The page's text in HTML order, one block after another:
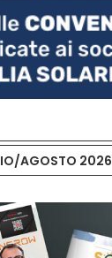
AGOSTO 2026